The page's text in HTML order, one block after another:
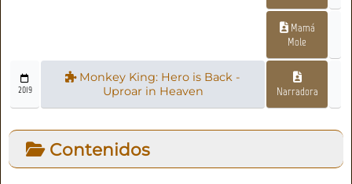
Mamá
Mole
2019
Monkey King: Hero is Back -
Uproar in Heaven
Narradora
Contenidos